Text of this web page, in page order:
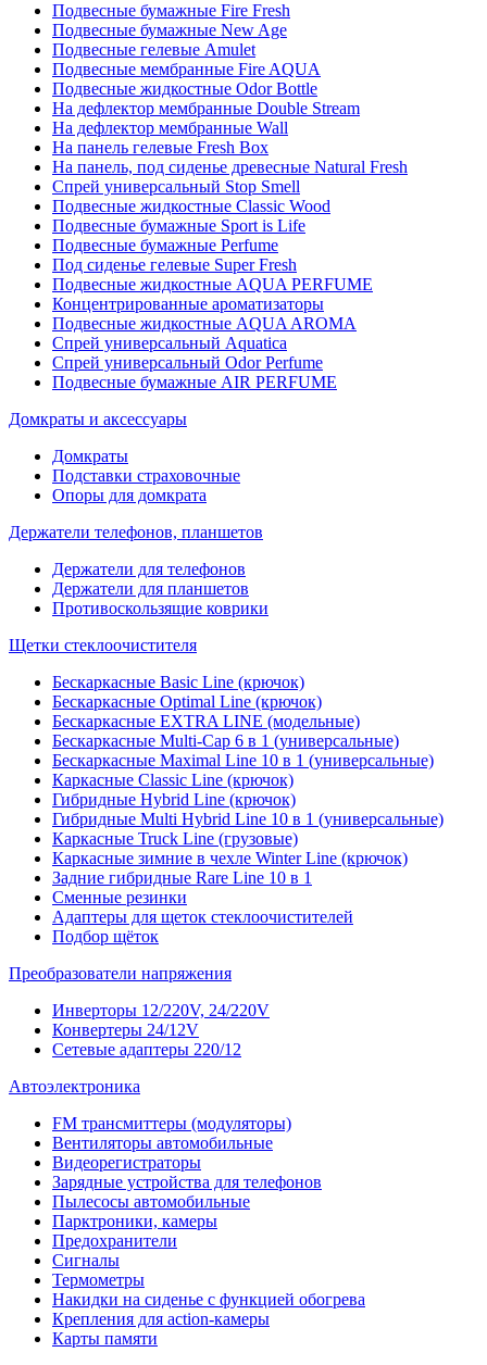
Подвесные бумажные Fire Fresh
Подвесные бумажные New Age
Подвесные гелевые Amulet
Подвесные мембранные Fire AQUA
Подвесные жидкостные Odor Bottle
На дефлектор мембранные Double Stream
На дефлектор мембранные Wall
На панель гелевые Fresh Box
На панель, под сиденье древесные Natural Fresh
Спрей универсальный Stop Smell
Подвесные жидкостные Classic Wood
Подвесные бумажные Sport is Life
Подвесные бумажные Perfume
Под сиденье гелевые Super Fresh
Подвесные жидкостные AQUA PERFUME
Концентрированные ароматизаторы
Подвесные жидкостные AQUA AROMA
Спрей универсальный Aquatica
Спрей универсальный Odor Perfume
Подвесные бумажные AIR PERFUME
Домкраты и аксессуары
Домкраты
Подставки страховочные
Опоры для домкрата
Держатели телефонов, планшетов
Держатели для телефонов
Держатели для планшетов
Противоскользящие коврики
Щетки стеклоочистителя
Бескаркасные Basic Line (крючок)
Бескаркасные Optimal Line (крючок)
Бескаркасные EXTRA LINE (модельные)
Бескаркасные Multi-Cap 6 в 1 (универсальные)
Бескаркасные Maximal Line 10 в 1 (универсальные)
Каркасные Classic Line (крючок)
Гибридные Hybrid Line (крючок)
Гибридные Multi Hybrid Line 10 в 1 (универсальные)
Каркасные Truck Line (грузовые)
Каркасные зимние в чехле Winter Line (крючок)
Задние гибридные Rare Line 10 в 1
Сменные резинки
Адаптеры для щеток стеклоочистителей
Подбор щёток
Преобразователи напряжения
Инверторы 12/220V, 24/220V
Конвертеры 24/12V
Сетевые адаптеры 220/12
Автоэлектроника
FM трансмиттеры (модуляторы)
Вентиляторы автомобильные
Видеорегистраторы
Зарядные устройства для телефонов
Пылесосы автомобильные
Парктроники, камеры
Предохранители
Сигналы
Термометры
Накидки на сиденье с функцией обогрева
Крепления для action-камеры
Карты памяти